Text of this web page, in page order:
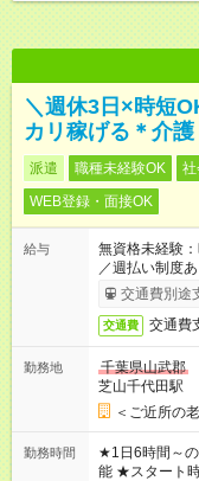
＼週休3日×時短
カリ稼げる＊介護
派遣 職種未経験OK
WEB登録・面接OK
給与
無資格未経験
／週払い制度
了次第のお支
交通費別途
交通費 交通費
勤務地
千葉県山武郡
芝山千代田駅
＜ご近所の
勤務時間
★1日6時間～の時短シフトOK
能 ★スタート